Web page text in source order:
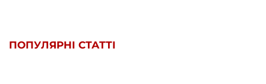
ПОПУЛЯРНІ СТАТТІ